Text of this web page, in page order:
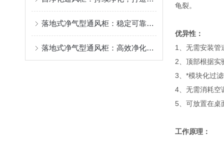
落地式净气型通风柜：稳定可靠，给用户安心的使用感受
落地式净气型通风柜：高效净化，守护实验环境
龟裂。
优异性：
1、无需安装管
2、顶部根据实
3、*模块化过
4、无需消耗空
5、可放置在桌
工作原理：